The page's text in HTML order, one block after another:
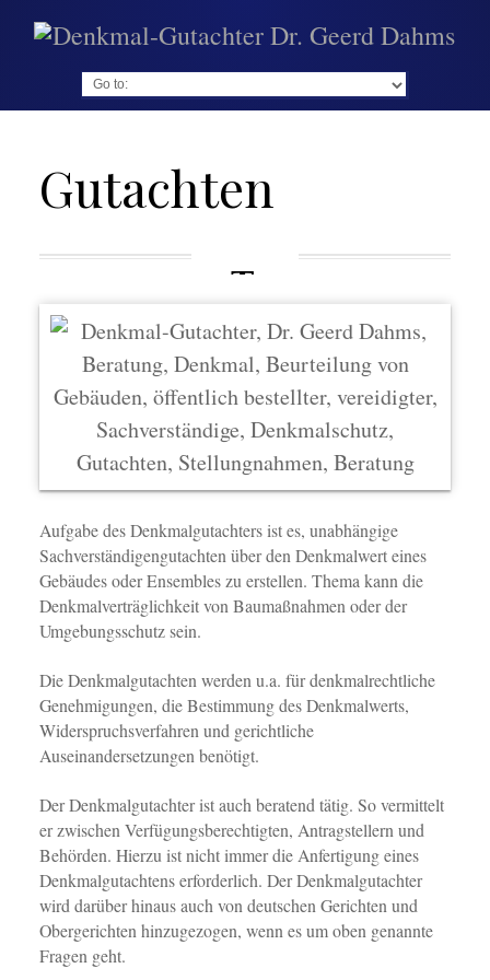
Gutachten
Aufgabe des Denkmalgutachters ist es, unabhängige
Sachverständigengutachten über den Denkmalwert eines
Gebäudes oder Ensembles zu erstellen. Thema kann die
Denkmalverträglichkeit von Baumaßnahmen oder der
Umgebungsschutz sein.
Die Denkmalgutachten werden u.a. für denkmalrechtliche
Genehmigungen, die Bestimmung des Denkmalwerts,
Widerspruchsverfahren und gerichtliche
Auseinandersetzungen benötigt.
Der Denkmalgutachter ist auch beratend tätig. So vermittelt
er zwischen Verfügungsberechtigten, Antragstellern und
Behörden. Hierzu ist nicht immer die Anfertigung eines
Denkmalgutachtens erforderlich. Der Denkmalgutachter
wird darüber hinaus auch von deutschen Gerichten und
Obergerichten hinzugezogen, wenn es um oben genannte
Fragen geht.